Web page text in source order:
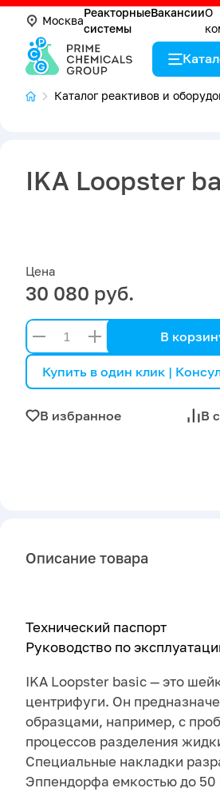
Москва
Реакторные
системы
ВакансииО
Каталог реактивов и
IKA Loopster
Цена
30 080 руб.
В
Купить в один клик |
В избранное В
Описание товара
Технический паспорт
Руководство по
IKA Loopster basic — это
центрифуги. Он
образцами, например, с
процессов разделения
Специальные накладки
Эппендорфа емкостью до 50